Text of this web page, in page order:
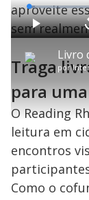
aproveite
sem
por
P
M
L
o
a
d
e
:
3
.
0
Traga
para
O Reading
leitura em
encontros
Como o